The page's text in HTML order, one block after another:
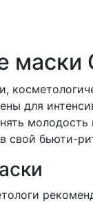
маски
для
свой бьюти-